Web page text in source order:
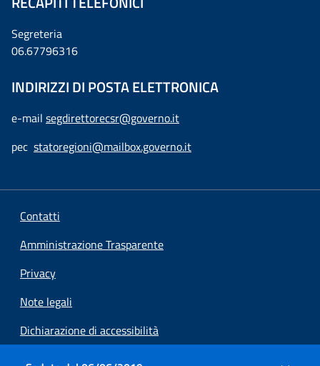
Segreteria
06.67796316
INDIRIZZI DI POSTA ELETTRONICA
e-mail segdirettorecsr@governo.it
pec statoregioni@mailbox.governo.it
Contatti
Amministrazione Trasparente
Privacy
Note legali
Dichiarazione di accessibilità
Preferenze cookie